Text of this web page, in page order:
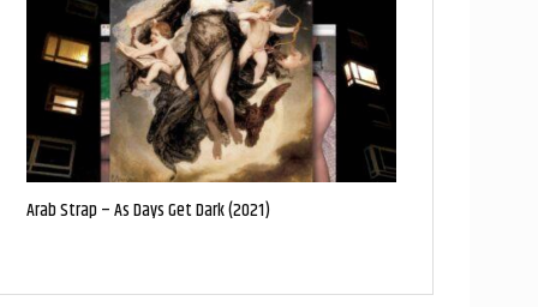
Arab Strap – As Days Get Dark (2021)